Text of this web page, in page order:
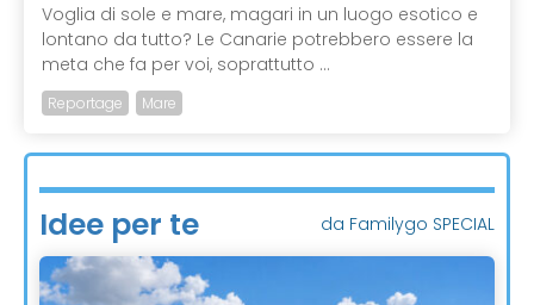
Voglia di sole e mare, magari in un luogo esotico e
lontano da tutto? Le Canarie potrebbero essere la
meta che fa per voi, soprattutto ...
Reportage Mare
Idee per te da Familygo SPECIAL